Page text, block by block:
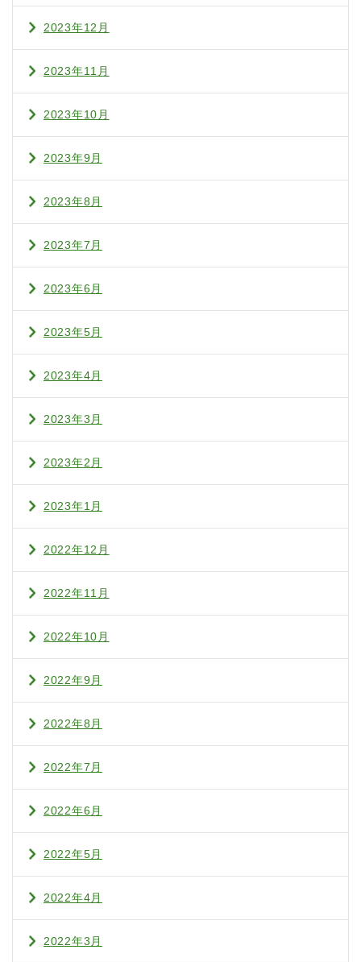
2023年12月
2023年11月
2023年10月
2023年9月
2023年8月
2023年7月
2023年6月
2023年5月
2023年4月
2023年3月
2023年2月
2023年1月
2022年12月
2022年11月
2022年10月
2022年9月
2022年8月
2022年7月
2022年6月
2022年5月
2022年4月
2022年3月